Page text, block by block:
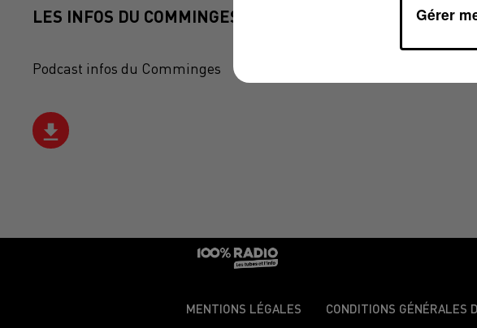
LES INFOS DU COMMINGES DU 23/01/2024 À 08H30
Podcast infos du Comminges
MENTIONS LÉGALES CONDITIONS GÉNÉRALES
Gérer